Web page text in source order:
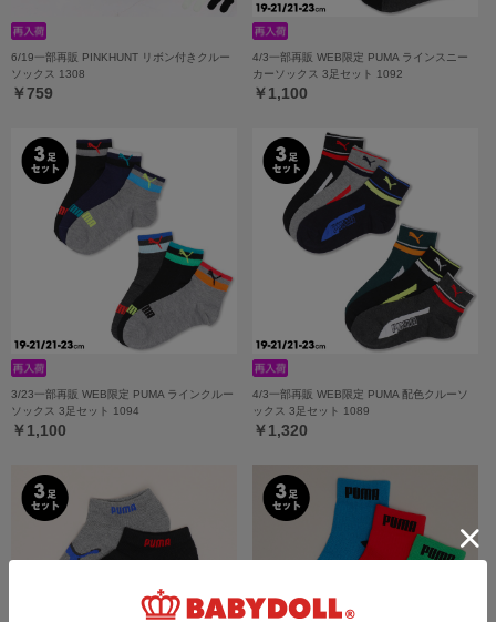
6/19一部再販 PINKHUNT リボン付きクルー
ソックス 1308
￥759
4/3一部再販 WEB限定 PUMA ラインスニー
カーソックス 3足セット 1092
￥1,100
3/23一部再販 WEB限定 PUMA ラインクルー
ソックス 3足セット 1094
￥1,100
4/3一部再販 WEB限定 PUMA 配色クルーソ
ックス 3足セット 1089
￥1,320